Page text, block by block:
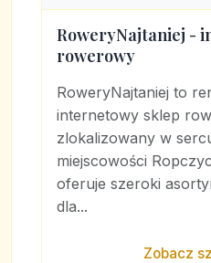
RoweryNajtaniej -
rowerowy
RoweryNajtaniej to
internetowy sklep
zlokalizowany w
miejscowości
oferuje szeroki
dla...
Zobacz